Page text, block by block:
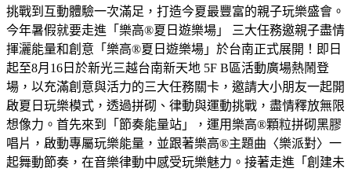
挑戰到互動體驗一次滿足，打造今夏最豐富的親子玩樂盛會。
今年暑假就要走進「樂高®夏日遊樂場」 三大任務邀親子盡情
揮灑能量和創意「樂高®夏日遊樂場」於台南正式展開！即日
起至8月16日於新光三越台南新天地 5F B區活動廣場熱鬧登
場，以充滿創意與活力的三大任務關卡，邀請大小朋友一起開
啟夏日玩樂模式，透過拼砌、律動與運動挑戰，盡情釋放無限
想像力。首先來到「節奏能量站」，運用樂高®顆粒拼砌黑膠
唱片，啟動專屬玩樂能量，並跟著樂高®主題曲〈樂派對〉一
起舞動節奏，在音樂律動中感受玩樂魅力。接著走進「創建未